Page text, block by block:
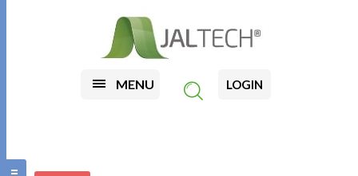
MENU LOGIN